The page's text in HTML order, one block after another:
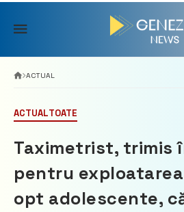
Skip
content
ACTUAL
ACTUALTOATE
Taximetrist, trimis
pentru
opt adolescente,